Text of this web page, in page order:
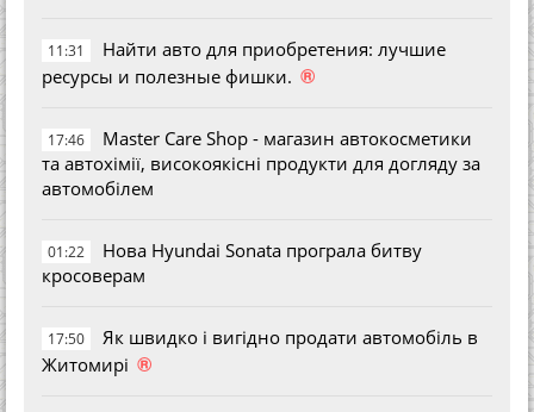
11:31
Найти авто для приобретения: лучшие
ресурсы и полезные фишки. ®
17:46
Master Care Shop - магазин автокосметики
та автохімії, високоякісні продукти для догляду за
автомобілем
01:22
Нова Hyundai Sonata програла битву
кросоверам
17:50
Як швидко і вигідно продати автомобіль в
Житомирі ®